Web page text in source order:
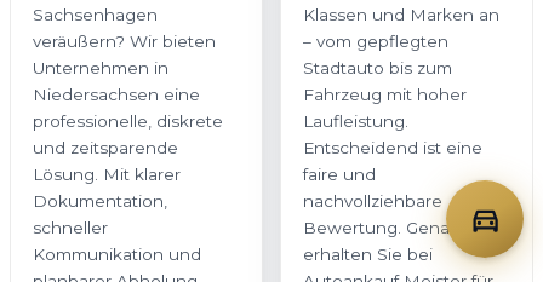
Sachsenhagen
veräußern? Wir bieten
Unternehmen in
Niedersachsen eine
professionelle, diskrete
und zeitsparende
Lösung. Mit klarer
Dokumentation,
schneller
Kommunikation und
Klassen und Marken an
– vom gepflegten
Stadtauto bis zum
Fahrzeug mit hoher
Laufleistung.
Entscheidend ist eine
faire und
nachvollziehbare
Bewertung. Genau das
erhalten Sie bei